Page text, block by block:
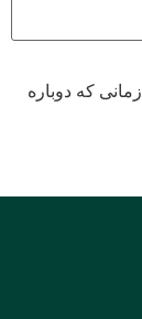
که دوباره